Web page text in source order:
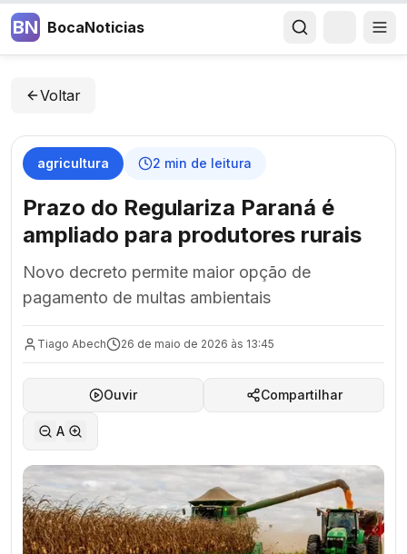
BN BocaNoticias
Voltar
agricultura 2 min de leitura
Prazo do Regulariza Paraná é
ampliado para produtores rurais
Novo decreto permite maior opção de
pagamento de multas ambientais
Tiago Abech 26 de maio de 2026 às 13:45
Ouvir Compartilhar
A